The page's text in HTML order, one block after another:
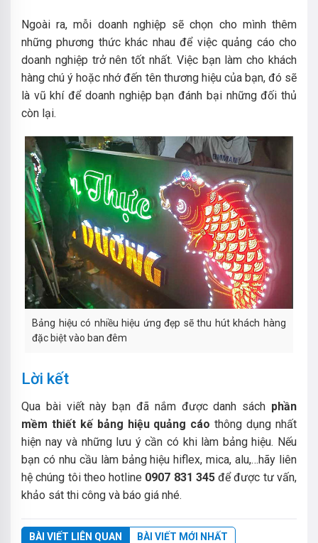
Ngoài ra, mỗi doanh nghiệp sẽ chọn cho mình thêm
những phương thức khác nhau để việc quảng cáo cho
doanh nghiệp trở nên tốt nhất. Việc bạn làm cho khách
hàng chú ý hoặc nhớ đến tên thương hiệu của bạn, đó sẽ
là vũ khí để doanh nghiệp bạn đánh bại những đối thủ
còn lại.
Bảng hiệu có nhiều hiệu ứng đẹp sẽ thu hút khách hàng
đặc biệt vào ban đêm
Lời kết
Qua bài viết này bạn đã nắm được danh sách phần
mềm thiết kế bảng hiệu quảng cáo thông dụng nhất
hiện nay và những lưu ý cần có khi làm bảng hiệu. Nếu
bạn có nhu cầu làm bảng hiệu hiflex, mica, alu,…hãy liên
hệ chúng tôi theo hotline 0907 831 345để được tư vấn,
khảo sát thi công và báo giá nhé.
BÀI VIẾT LIÊN QUAN BÀI VIẾT MỚI NHẤT